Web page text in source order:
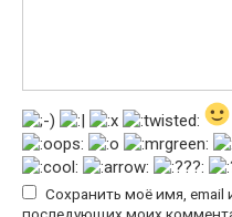
Сохранить моё имя, email